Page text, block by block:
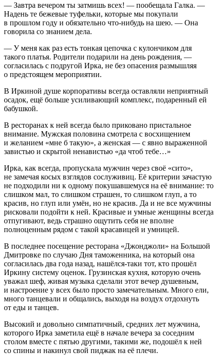
— Завтра вечером ты затмишь всех! — пообещала Галка. —
Надень те бежевые туфельки, которые мы покупали
в прошлом году и обязательно что-нибудь на шею. — Она
говорила со знанием дела.
— У меня как раз есть тонкая цепочка с кулончиком для
такого платья. Родители подарили на день рождения, —
согласилась с подругой Ирка, не без опасения размышляя
о предстоящем мероприятии.
В Иркиной душе корпоративы всегда оставляли неприятный
осадок, ещё больше усиливающий комплекс, подаренный ей
бабушкой.
В ресторанах к ней всегда было приковано пристальное
внимание. Мужская половина смотрела с восхищением
и желанием «мне б такую», а женская — с явно выраженной
завистью и скрытой ненавистью «да чтоб тебе…»
Ирка, как всегда, пропускала мужчин через своё «сито»,
не замечая косых взглядов сослуживиц. Её критерии зачастую
не подходили ни к одному покушавшемуся на её внимание: то
слишком мал, то слишком страшен, то слишком глуп, а то
красив, но глуп или умён, но не красив. Да и не все мужчины
рисковали подойти к ней. Красивые и умные женщины всегда
отпугивают, ведь страшно ощутить себя не вполне
полноценным рядом с такой красавицей и умницей.
В последнее посещение ресторана «Джонджоли» на Большой
Дмитровке по случаю Дня таможенника, на который она
согласилась два года назад, нашёлся-таки тот, кто прошёл
Иркину систему оценок. Грузинская кухня, которую очень
уважал шеф, живая музыка сделали этот вечер душевным,
и настроение у всех было просто замечательным. Много ели,
много танцевали и общались, выходя на воздух отдохнуть
от еды и танцев.
Высокий и довольно симпатичный, средних лет мужчина,
которого Ирка заметила ещё в начале вечера за соседним
столом вместе с пятью другими, такими же, подошёл к ней
со спины и накинул свой пиджак на её плечи.